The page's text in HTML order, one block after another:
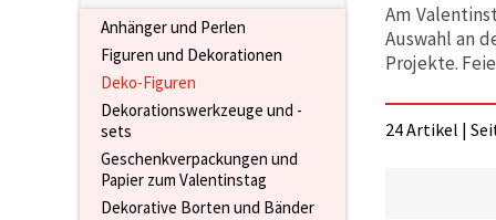
Anhänger und Perlen
Figuren und Dekorationen
Deko-Figuren
Dekorationswerkzeuge und -
sets
Geschenkverpackungen und
Papier zum Valentinstag
Dekorative Borten und Bänder
Am
Auswahl an
Projekte.
24 Artikel |